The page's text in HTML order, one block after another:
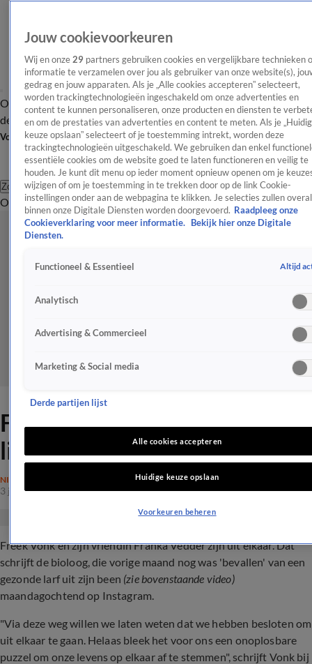
OverzichtAfleveringen Entertainment TV Algemeen
Tip
de redactieNieuwsbrief
Volg Shownieuws
Zoeken
OverzichtEntertainmentSpraakmakendRealityCrimeVideo's
Freek Vonk deelt verdrietig
liefdesnieuws
NIEUWS
3 juli 2023, 08:04
Freek Vonk en zijn vriendin Franka Vedder zijn uit elkaar. Dat
schrijft de bioloog, die vorige maand nog was 'bevallen' van een
gezonde larf uit zijn been (zie bovenstaande video)
maandagochtend op Instagram.
"Via deze weg willen we laten weten dat we hebben besloten om
uit elkaar te gaan. Helaas bleek het voor ons een onoplosbare
puzzel om onze levens op elkaar af te stemmen", schrijft Vonk bij
Jouw cookievoorkeuren
Wij en onze 29 partners gebruiken cookies en vergelijkbare technieken
informatie te verzamelen over jou als gebruiker van onze website(s),
gedrag en jouw apparaten. Als je „Alle cookies accepteren” selecteert,
worden trackingtechnologieën ingeschakeld om onze advertenties en
content te kunnen personaliseren, onze producten en diensten te
en om de prestaties van advertenties en content te meten. Als je
keuze opslaan” selecteert of je toestemming intrekt, worden deze
trackingtechnologieën uitgeschakeld. We gebruiken dan enkel
essentiële cookies om de website goed te laten functioneren en veilig te
houden. Je kunt dit menu op ieder moment opnieuw openen om je
wijzigen of om je toestemming in te trekken door op de link Cookie-
instellingen onder aan de webpagina te klikken. Je selecties zullen overal
binnen onze Digitale Diensten worden doorgevoerd. Raadpleeg onze
Cookieverklaring voor meer informatie.
Bekijk hier onze Digitale
Diensten.
Functioneel & Essentieel Altijd
Analytisch
Advertising & Commercieel
Marketing & Social media
Derde partijen lijst
Alle cookies accepteren
Huidige keuze opslaan
Voorkeuren beheren